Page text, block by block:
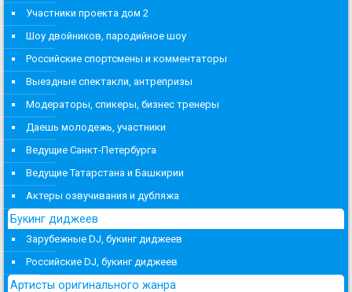
Участники проекта дом 2
Шоу двойников, пародийное шоу
Российские спортсмены и комментаторы
Выездные спектакли, антрепризы
Модераторы, спикеры, бизнес тренеры
Даешь молодежь, участники
Ведущие Санкт-Петербурга
Ведущие Татарстана и Башкирии
Актеры озвучивания и дубляжа
Букинг диджеев
Зарубежные DJ, букинг диджеев
Российские DJ, букинг диджеев
Артисты оригинального жанра